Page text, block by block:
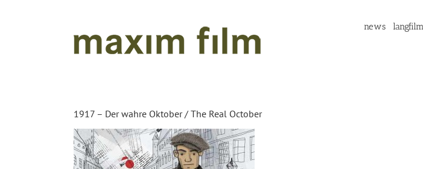
news
1917 – Der wahre Oktober / The Real October